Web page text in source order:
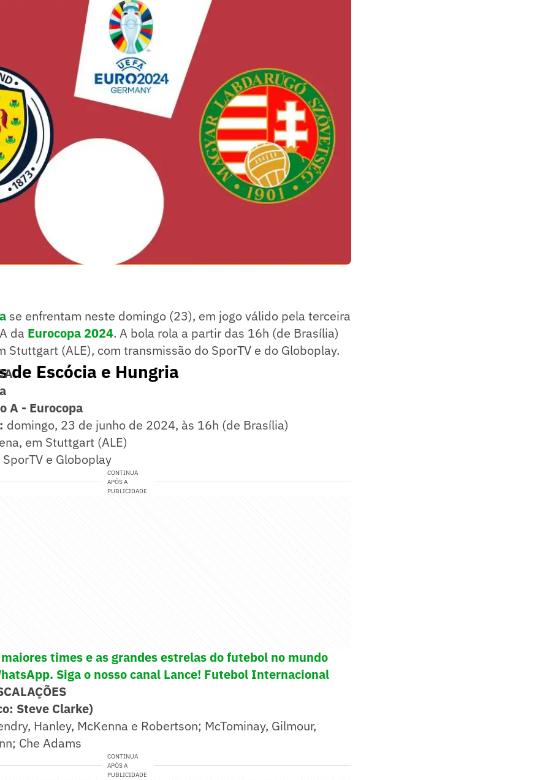
se enfrentam neste domingo (23), em jogo válido pela terceira
da Eurocopa 2024. A bola rola a partir das 16h (de Brasília)
Stuttgart (ALE), com transmissão do SporTV e do Globoplay.
de Escócia e Hungria
A - Eurocopa
domingo, 23 de junho de 2024, às 16h (de Brasília)
em Stuttgart (ALE)
SporTV e Globoplay
CONTINUA
APÓS A
PUBLICIDADE
times e as grandes estrelas do futebol no mundo
Siga o nosso canal Lance! Futebol Internacional
Steve Clarke)
Hanley, McKenna e Robertson; McTominay, Gilmour,
Che Adams
CONTINUA
APÓS A
PUBLICIDADE